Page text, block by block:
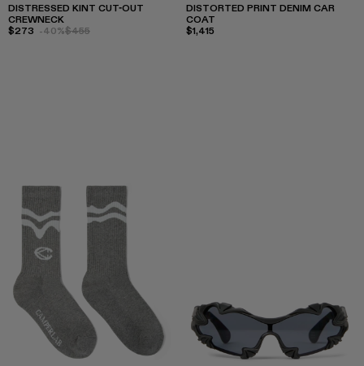
DISTRESSED KINT CUT-OUT
CREWNECK
$273 -40%$455
DISTORTED PRINT DENIM CAR
COAT
$1,415